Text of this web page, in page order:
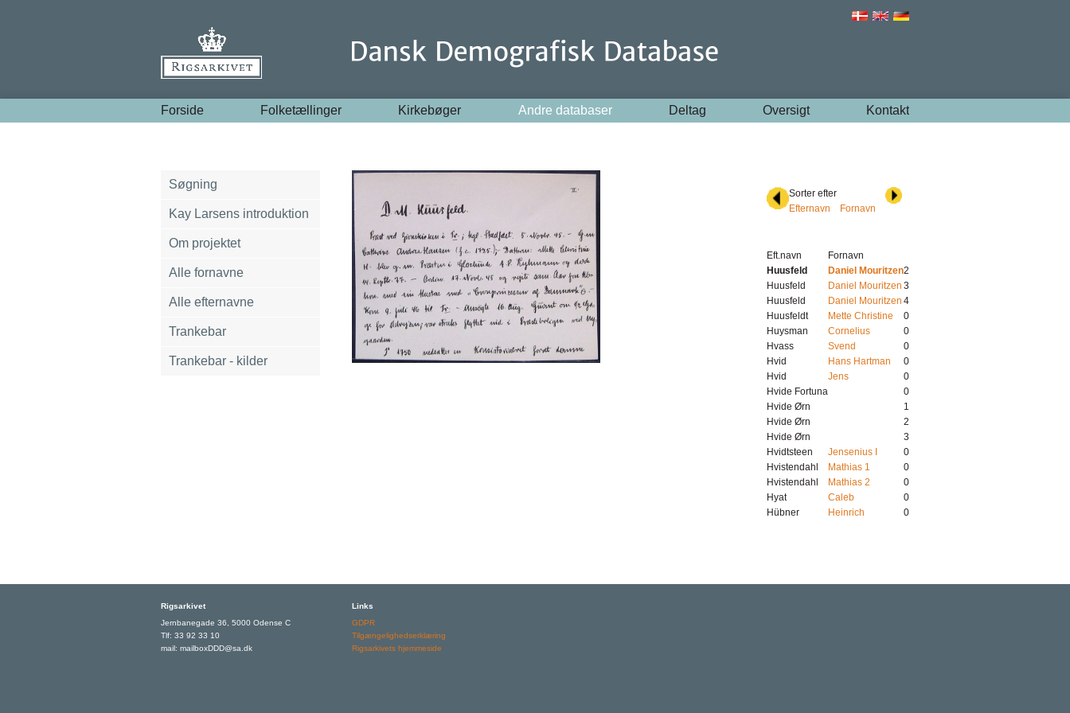
Forside Folketællinger Kirkebøger Andre databaser Deltag Oversigt Kontakt
Søgning
Kay Larsens introduktion
Om projektet
Alle fornavne
Alle efternavne
Trankebar
Trankebar - kilder
Sorter efter
Efternavn
Fornavn
Eft.navn
Fornavn
Huusfeld
Daniel Mouritzen2
Huusfeld
Daniel Mouritzen 3
Huusfeld
Daniel Mouritzen 4
Huusfeldt
Mette Christine
0
Huysman
Cornelius
0
Hvass
Svend
0
Hvid
Hans Hartman
0
Hvid
Jens
0
Hvide Fortuna
0
Hvide Ørn
1
Hvide Ørn
2
Hvide Ørn
3
Hvidtsteen
Jensenius I
0
Hvistendahl
Mathias 1
0
Hvistendahl
Mathias 2
0
Hyat
Caleb
0
Hübner
Heinrich 0
Rigsarkivet
Jernbanegade 36, 5000 Odense C
Tlf: 33 92 33 10
mail: mailboxDDD@sa.dk
Links
GDPR
Tilgængelighedserklæring
Rigsarkivets hjemmeside